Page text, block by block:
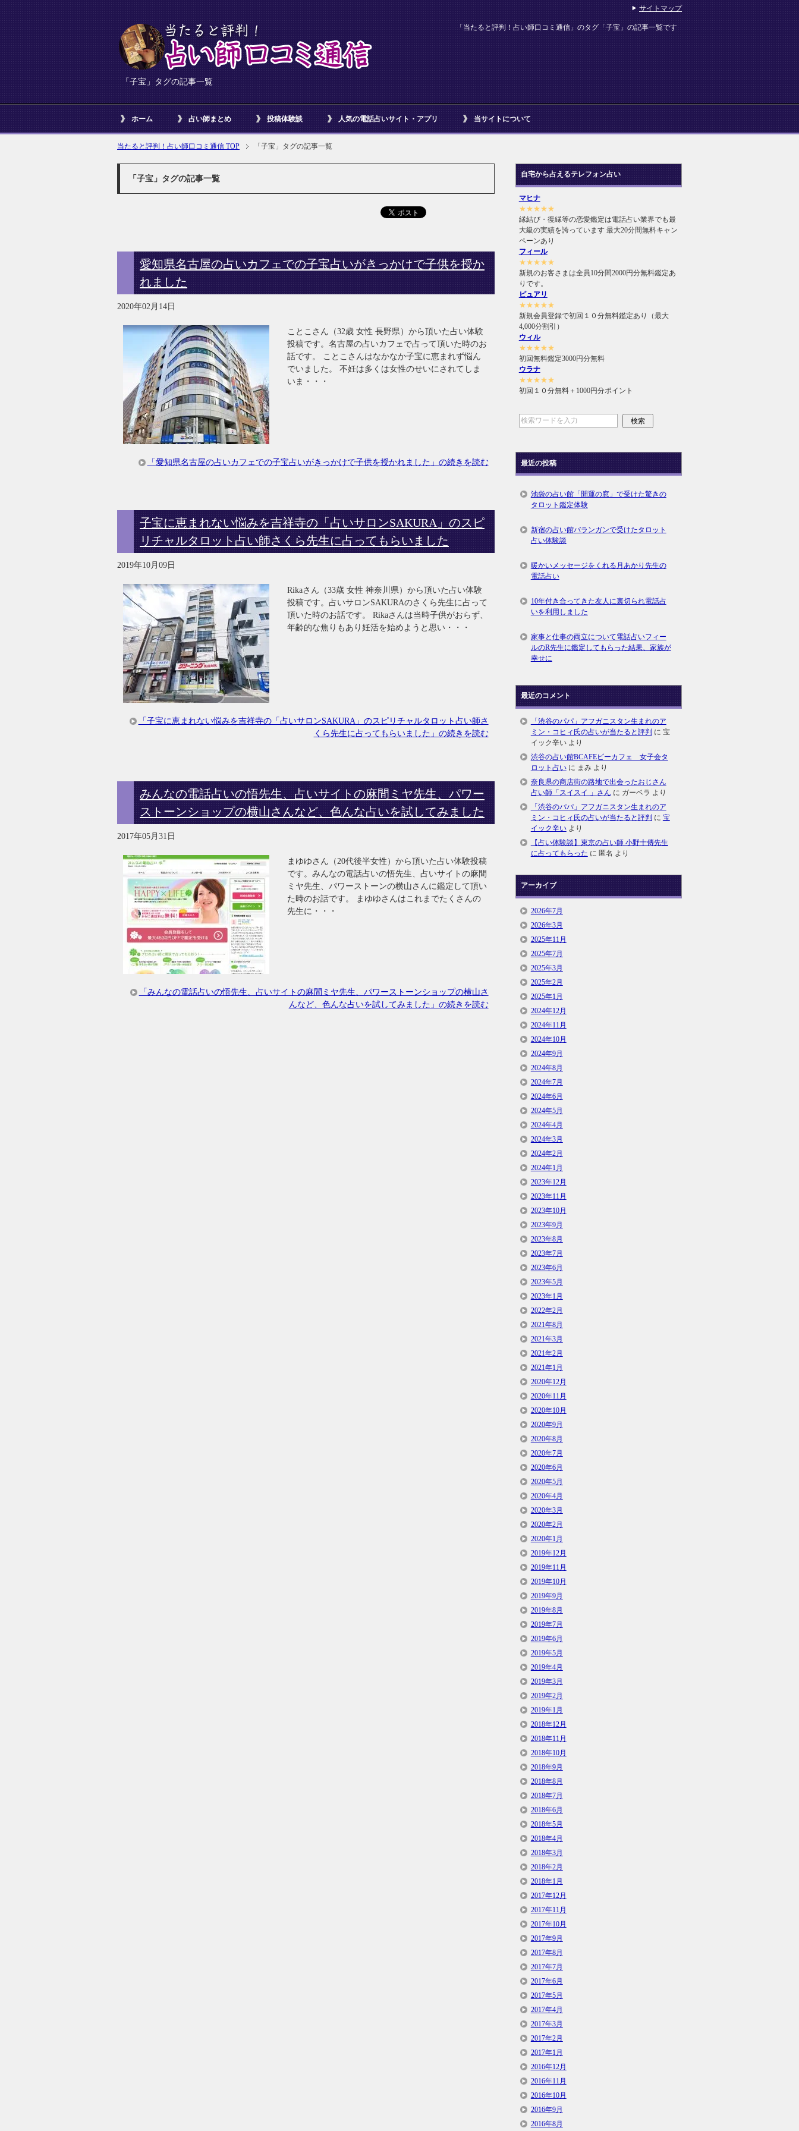
「子宝」タグの記事一覧
「当たると評判！占い師口コミ通信」のタグ「子宝」の記事一覧です
ホーム 占い師まとめ 投稿体験談 人気の電話占いサイト・アプリ 当サイトについて
当たると評判！占い師口コミ通信 TOP 「子宝」タグの記事一覧
「子宝」タグの記事一覧
愛知県名古屋の占いカフェでの子宝占いがきっかけで子供を授か
れました
2020年02月14日
ことこさん（32歳 女性 長野県）から頂いた占い体験
投稿です。名古屋の占いカフェで占って頂いた時のお
話です。 ことこさんはなかなか子宝に恵まれず悩ん
でいました。 不妊は多くは女性のせいにされてしま
いま・・・
「愛知県名古屋の占いカフェでの子宝占いがきっかけで子供を授かれました」の続きを読む
子宝に恵まれない悩みを吉祥寺の「占いサロンSAKURA」のスピ
リチャルタロット占い師さくら先生に占ってもらいました
2019年10月09日
Rikaさん（33歳 女性 神奈川県）から頂いた占い体験
投稿です。占いサロンSAKURAのさくら先生に占って
頂いた時のお話です。 Rikaさんは当時子供がおらず、
年齢的な焦りもあり妊活を始めようと思い・・・
「子宝に恵まれない悩みを吉祥寺の「占いサロンSAKURA」のスピリチャルタロット占い師さ
くら先生に占ってもらいました」の続きを読む
みんなの電話占いの悟先生、占いサイトの麻間ミヤ先生、パワー
ストーンショップの横山さんなど、色んな占いを試してみました
2017年05月31日
まゆゆさん（20代後半女性）から頂いた占い体験投稿
です。みんなの電話占いの悟先生、占いサイトの麻間
ミヤ先生、パワーストーンの横山さんに鑑定して頂い
た時のお話です。 まゆゆさんはこれまでたくさんの
先生に・・・
「みんなの電話占いの悟先生、占いサイトの麻間ミヤ先生、パワーストーンショップの横山さ
んなど、色んな占いを試してみました」の続きを読む
自宅から占えるテレフォン占い
マヒナ
★★★★★
縁結び・復縁等の恋愛鑑定は電話占い業界でも最
大級の実績を誇っています 最大20分間無料キャン
ペーンあり
フィール
★★★★★
新規のお客さまは全員10分間2000円分無料鑑定あ
りです。
ピュアリ
★★★★★
新規会員登録で初回１０分無料鑑定あり（最大
4,000分割引）
ウィル
★★★★★
初回無料鑑定3000円分無料
ウラナ
★★★★★
初回１０分無料＋1000円分ポイント
最近の投稿
池袋の占い館「開運の窓」で受けた驚きの
タロット鑑定体験
新宿の占い館バランガンで受けたタロット
占い体験談
暖かいメッセージをくれる月あかり先生の
電話占い
10年付き合ってきた友人に裏切られ電話占
いを利用しました
家事と仕事の両立について電話占いフィー
ルのR先生に鑑定してもらった結果、家族が
幸せに
最近のコメント
「渋谷のパパ」アフガニスタン生まれのア
ミン・コヒィ氏の占いが当たると評判 に 宝
イック辛いより
渋谷の占い館BCAFEビーカフェ 女子会タ
ロット占いに まみより
奈良県の商店街の路地で出会ったおじさん
占い師「スイスイ 」さん に ガーベラ より
「渋谷のパパ」アフガニスタン生まれのア
ミン・コヒィ氏の占いが当たると評判 に 宝
イック辛いより
【占い体験談】東京の占い師 小野十傳先生
に占ってもらった に 匿名 より
アーカイブ
2026年7月
2026年3月
2025年11月
2025年7月
2025年3月
2025年2月
2025年1月
2024年12月
2024年11月
2024年10月
2024年9月
2024年8月
2024年7月
2024年6月
2024年5月
2024年4月
2024年3月
2024年2月
2024年1月
2023年12月
2023年11月
2023年10月
2023年9月
2023年8月
2023年7月
2023年6月
2023年5月
2023年1月
2022年2月
2021年8月
2021年3月
2021年2月
2021年1月
2020年12月
2020年11月
2020年10月
2020年9月
2020年8月
2020年7月
2020年6月
2020年5月
2020年4月
2020年3月
2020年2月
2020年1月
2019年12月
2019年11月
2019年10月
2019年9月
2019年8月
2019年7月
2019年6月
2019年5月
2019年4月
2019年3月
2019年2月
2019年1月
2018年12月
2018年11月
2018年10月
2018年9月
2018年8月
2018年7月
2018年6月
2018年5月
2018年4月
2018年3月
2018年2月
2018年1月
2017年12月
2017年11月
2017年10月
2017年9月
2017年8月
2017年7月
2017年6月
2017年5月
2017年4月
2017年3月
2017年2月
2017年1月
2016年12月
2016年11月
2016年10月
2016年9月
2016年8月
サイトマップ